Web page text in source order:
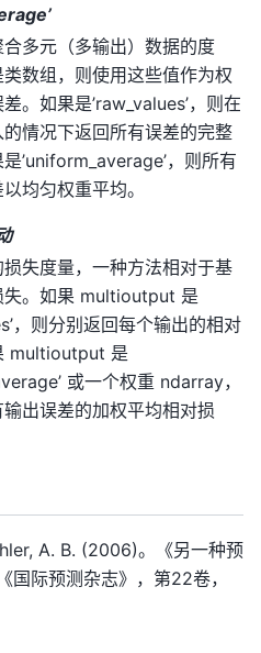
多元（多输出）数据的度
数组，则使用这些值作为权
。如果是’raw_values’，则在
情况下返回所有误差的完整
’uniform_average’，则所有
均匀权重平均。
失度量，一种方法相对于基
失。如果 multioutput 是
，则分别返回每个输出的相对
multioutput 是
或一个权重 ndarray，
出误差的加权平均相对损
A. B. (2006)。《另一种预
国际预测杂志》，第22卷，